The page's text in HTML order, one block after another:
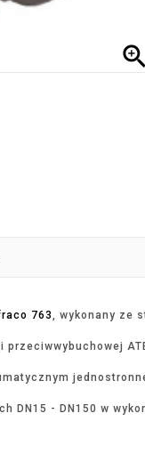

763, wykonany ze
przeciwwybuchowej
DN15 - DN150 w